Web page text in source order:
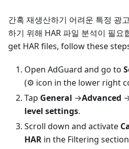
간혹 재생산하기 어려운 특정 광
하기 위해 HAR 파일 분석이 필요
get HAR files, follow these
Open AdGuard and go to
(⚙ icon in the lower right
Tap General →Advanced
level settings.
Scroll down and activate
HAR in the Filtering